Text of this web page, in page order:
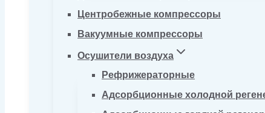
Центробежные компрессоры
Вакуумные компрессоры
Осушители воздуха
Рефрижераторные
Адсорбционные холодной